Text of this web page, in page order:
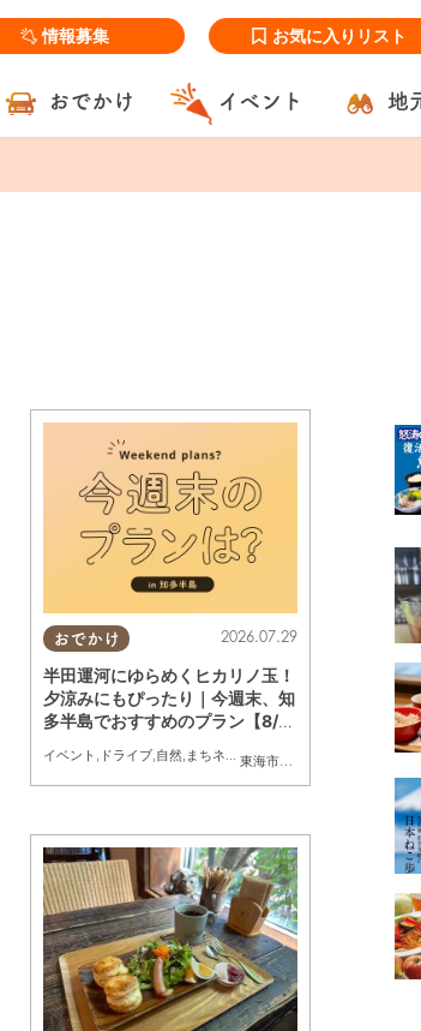
情報募集 お気に入りリスト
おでかけ イベント 地
東浦町, 半田市 美浜町
おでかけ
東海市
,大府市
2026.07.29
半田運河にゆらめくヒカリノ玉！
夕涼みにもぴったり｜今週末、知
多半島でおすすめのプラン【8/1
イベント , ドライブ,自然, まちネタ ,季節ネタ